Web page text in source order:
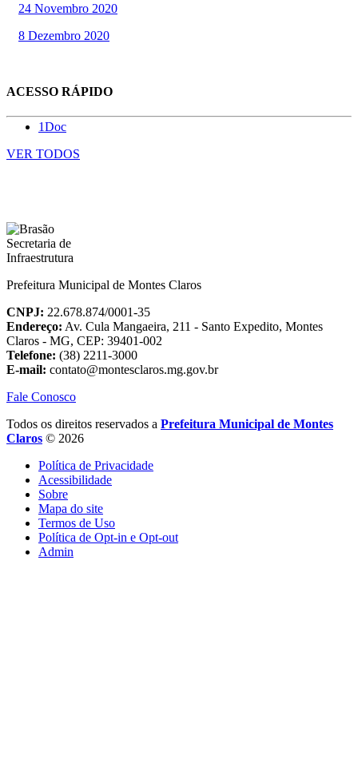
24 Novembro 2020
8 Dezembro 2020
ACESSO RÁPIDO
1Doc
VER TODOS
Prefeitura Municipal de Montes Claros
CNPJ: 22.678.874/0001-35
Endereço: Av. Cula Mangaeira, 211 - Santo Expedito, Montes
Claros - MG, CEP: 39401-002
Telefone: (38) 2211-3000
E-mail: contato@montesclaros.mg.gov.br
Fale Conosco
Todos os direitos reservados a Prefeitura Municipal de Montes
Claros © 2026
Política de Privacidade
Acessibilidade
Sobre
Mapa do site
Termos de Uso
Política de Opt-in e Opt-out
Admin